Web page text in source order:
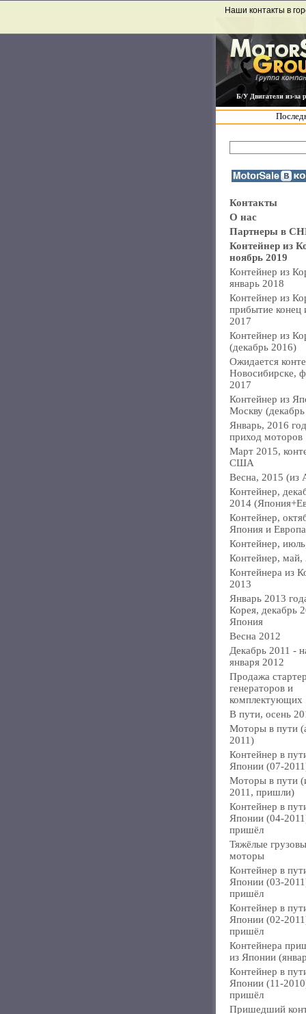
Б/У Двигатели из-за
Наши контакты в
Контакты
О нас
Партнеры в
Контейнер из
ноябрь 2019
Контейнер из
январь 2018
Контейнер из
прибытие конец
2017
Контейнер из
(декабрь 2016)
Ожидается
Новосибирске,
2017
Контейнер из
Москву
Январь, 2016
приход моторов
Март 2015,
США
Весна, 2015 (из
Контейнер,
2014
Контейнер,
Япония и
Контейнер,
Контейнер, май,
Контейнера из
2013
Январь 2013
Корея, декабрь
Япония
Весна 2012
Декабрь 2011 -
января 2012
Продажа
генераторов и
комплектующих
В пути, осень
Моторы в пути
2011)
Контейнер в
Японии (07-
Моторы в пути
2011, пришли)
Контейнер в
Японии (04-
пришёл
Тяжёлые
моторы
Контейнер в
Японии (03-
пришёл
Контейнер в
Японии (02-
пришёл
Контейнера
из Японии
Контейнер в
Японии (11-
пришёл
Пришедший